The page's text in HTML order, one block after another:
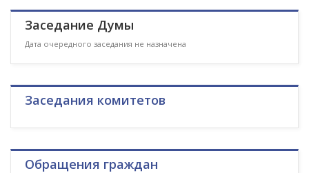
Заседание Думы
Дата очередного заседания не назначена
Заседания комитетов
Обращения граждан